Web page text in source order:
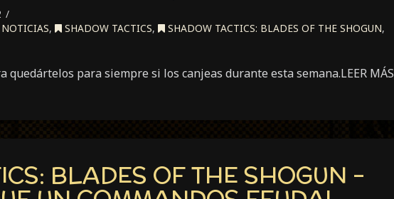
NOTICIAS, SHADOW TACTICS, SHADOW TACTICS: BLADES OF THE SHOGUN,
para siempre si los canjeas durante esta semana.LEER MÁS
BLADES OF THE SHOGUN –